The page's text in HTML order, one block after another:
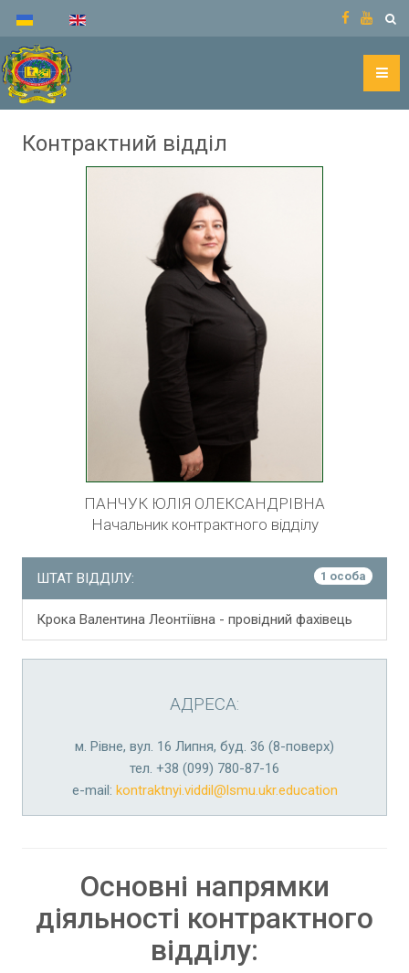
Контрактний відділ
ПАНЧУК ЮЛІЯ ОЛЕКСАНДРІВНА
Начальник контрактного відділу
1 особа
ШТАТ ВІДДІЛУ:
Крока Валентина Леонтіївна - провідний фахівець
АДРЕСА:
м. Рівне, вул. 16 Липня, буд. 36 (8-поверх)
тел. +38 (099) 780-87-16
е-mail: kontraktnyi.viddil@lsmu.ukr.education
Основні напрямки
діяльності контрактного
відділу: